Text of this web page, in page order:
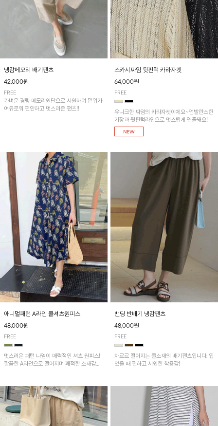
냉감메모리 배기팬츠
42,000원
FREE
가벼운 경량 메모리원단으로 시원하며 밑위가
여유로워 편안하고 멋스러운 팬츠!!
스카시짜임 뒷핀턱 카라자켓
64,000원
FREE
유니크한 짜임의 카라자켓이에요~언발란스한
기장과 뒷핀턱라인으로 멋스럽게 연출돼요!
애니멀패턴 A라인 쿨셔츠원피스
48,000원
FREE
멋스러운 패턴 나염이 매력적인 셔츠 원피스!
깔끔한 A라인으로 떨어지며 쾌적한 소재감으
밴딩 반배기 냉감팬츠
48,000원
FREE
차르르 떨어지는 쿨소재의 배기팬츠입니다. 입
었을 때 편하고 시원한 착용감!